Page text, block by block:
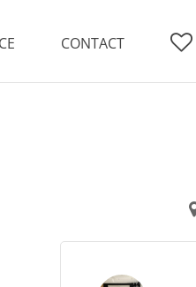
CONTACT